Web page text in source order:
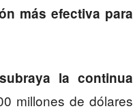
más efectiva para
la continua
millones de dólares